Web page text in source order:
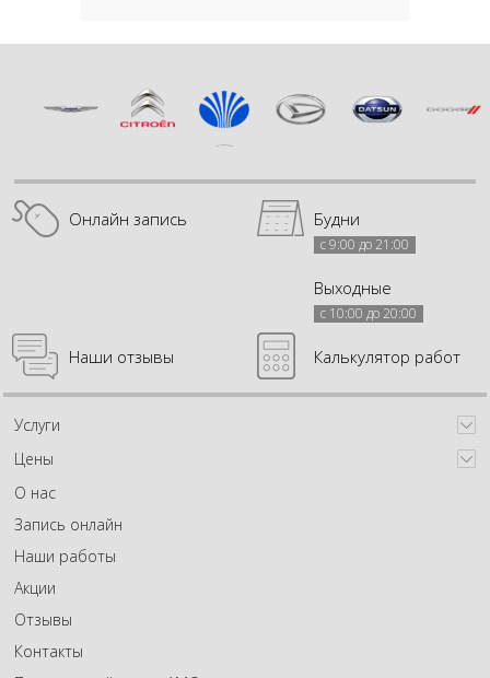
Онлайн запись Будни
с 9:00 до 21:00
Выходные
с 10:00 до 20:00
Наши отзывы Калькулятор работ
Услуги
Цены
О нас
Запись онлайн
Наши работы
Акции
Отзывы
Контакты